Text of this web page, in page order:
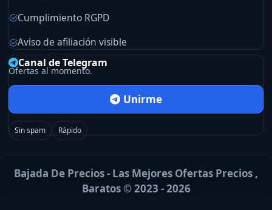
Cumplimiento RGPD
Aviso de afiliación visible
Canal de Telegram
Ofertas al momento.
Unirme
Sin spam Rápido
Bajada De Precios - Las Mejores Ofertas Precios ,
Baratos © 2023 - 2026